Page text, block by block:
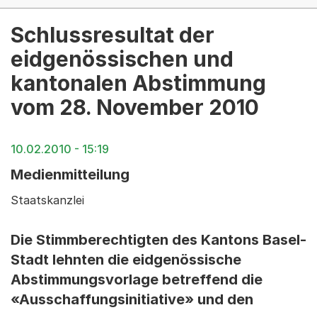
Schlussresultat der
eidgenössischen und
kantonalen Abstimmung
vom 28. November 2010
10.02.2010 - 15:19
Medienmitteilung
Staatskanzlei
Die Stimmberechtigten des Kantons Basel-
Stadt lehnten die eidgenössische
Abstimmungsvorlage betreffend die
«Ausschaffungsinitiative» und den